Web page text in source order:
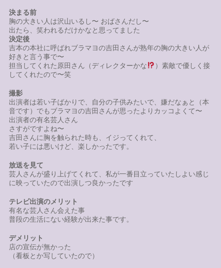
決まる前
胸の大きい人は沢山いるし〜 おばさんだし〜
出たら、笑われるだけかなと思ってました
決定後
吉本の本社に呼ばれブラマヨの吉田さんが熟年の胸の大きい人が
好きと言う事で〜
担当してくれた原田さん（ディレクターかな
）素敵で優しく接
してくれたので〜笑
撮影
出演者は若い子ばかりで、自分の子供みたいで、嫌だなぁと（本
音です）でもブラマヨの吉田さんが思ったよりカッコよくて〜
出演者の有名芸人さん
さすがですよね〜
吉田さんに胸を触られた時も、イジってくれて、
若い子には悪いけど、楽しかったです。
放送を見て
芸人さんが盛り上げてくれて、私が一番目立っていたしよい感じ
に映っていたので出演しつ良かったです
テレビ出演のメリット
有名な芸人さん会えた事
普段の生活にない経験が出来た事です。
デメリット
店の宣伝が無かった
（看板とか写していたので）